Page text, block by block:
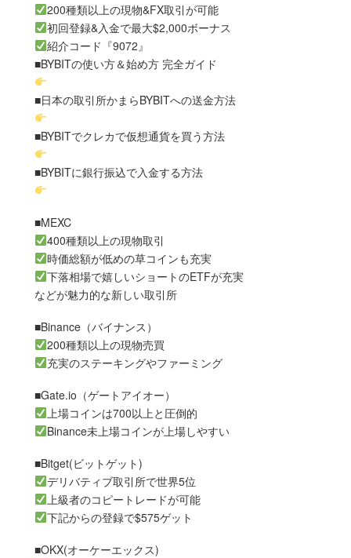
200種類以上の現物&FX取引が可能
初回登録&入金で最大$2,000ボーナス
紹介コード『9072』
■BYBITの使い方＆始め方 完全ガイド
■日本の取引所かまらBYBITへの送金方法
■BYBITでクレカで仮想通貨を買う方法
■BYBITに銀行振込で入金する方法
■MEXC
400種類以上の現物取引
時価総額が低めの草コインも充実
下落相場で嬉しいショートのETFが充実
などが魅力的な新しい取引所
■Binance（バイナンス）
200種類以上の現物売買
充実のステーキングやファーミング
■Gate.io（ゲートアイオー）
上場コインは700以上と圧倒的
Binance未上場コインが上場しやすい
■Bitget(ビットゲット)
デリバティブ取引所で世界5位
上級者のコピートレードが可能
下記からの登録で$575ゲット
■OKX(オーケーエックス)